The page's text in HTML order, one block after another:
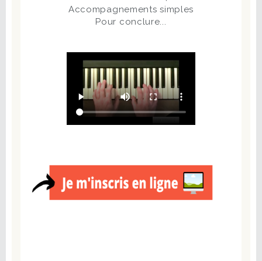
Accompagnements simples
Pour conclure...